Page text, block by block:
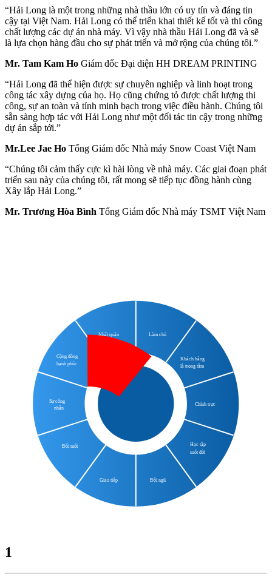
“Hải Long là một trong những nhà thầu lớn có uy tín và đáng tin
cậy tại Việt Nam. Hải Long có thể triển khai thiết kế tốt và thi công
chất lượng các dự án nhà máy. Vì vậy nhà thầu Hải Long đã và sẽ
là lựa chọn hàng đầu cho sự phát triển và mở rộng của chúng tôi.”
Mr. Tam Kam Ho Giám đốc Đại diện HH DREAM PRINTING
“Hải Long đã thể hiện được sự chuyên nghiệp và linh hoạt trong
công tác xây dựng của họ. Họ cũng chứng tỏ được chất lượng thi
công, sự an toàn và tính minh bạch trong việc điều hành. Chúng tôi
sẵn sàng hợp tác với Hải Long như một đối tác tin cậy trong những
dự án sắp tới.”
Mr.Lee Jae Ho Tổng Giám đốc Nhà máy Snow Coast Việt Nam
“Chúng tôi cảm thấy cực kì hài lòng về nhà máy. Các giai đoạn phát
triển sau này của chúng tôi, rất mong sẽ tiếp tục đồng hành cùng
Xây lắp Hải Long.”
Mr. Trương Hòa Bình Tổng Giám đốc Nhà máy TSMT Việt Nam
Làm chủ
Khách hàng
là trọng tâm
Chính trực
Học tập
suốt đời
Đội ngũ
Giao tiếp
Đổi mới
Sự công
nhận
Cộng đồng
hạnh phúc
Nhất quán
1